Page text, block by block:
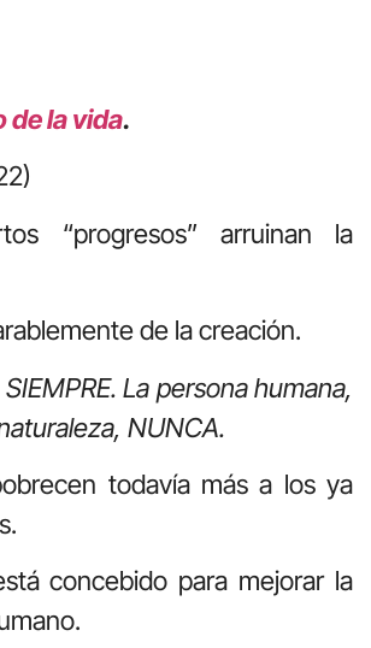
de la vida.
“progresos” arruinan la
de la creación.
La persona humana,
NUNCA.
todavía más a los ya
concebido para mejorar la